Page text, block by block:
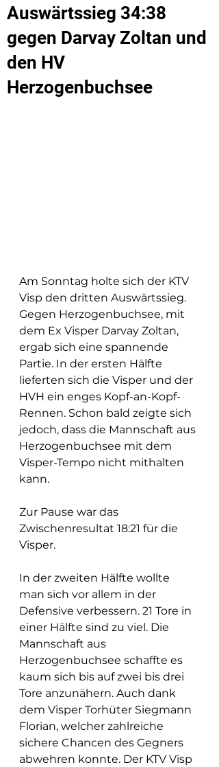
Auswärtssieg 34:38
gegen Darvay Zoltan und
den HV
Herzogenbuchsee
Am Sonntag holte sich der KTV
Visp den dritten Auswärtssieg.
Gegen Herzogenbuchsee, mit
dem Ex Visper Darvay Zoltan,
ergab sich eine spannende
Partie. In der ersten Hälfte
lieferten sich die Visper und der
HVH ein enges Kopf-an-Kopf-
Rennen. Schon bald zeigte sich
jedoch, dass die Mannschaft aus
Herzogenbuchsee mit dem
Visper-Tempo nicht mithalten
kann.
Zur Pause war das
Zwischenresultat 18:21 für die
Visper.
In der zweiten Hälfte wollte
man sich vor allem in der
Defensive verbessern. 21 Tore in
einer Hälfte sind zu viel. Die
Mannschaft aus
Herzogenbuchsee schaffte es
kaum sich bis auf zwei bis drei
Tore anzunähern. Auch dank
dem Visper Torhüter Siegmann
Florian, welcher zahlreiche
sichere Chancen des Gegners
abwehren konnte. Der KTV Visp